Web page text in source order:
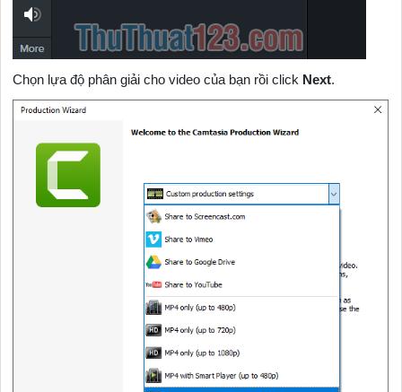
Chọn lựa độ phân giải cho video của bạn rồi click Next.